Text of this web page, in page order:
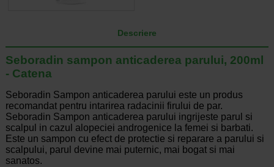
Descriere
Seboradin sampon anticaderea parului, 200ml
- Catena
Seboradin Sampon anticaderea parului este un produs
recomandat pentru intarirea radacinii firului de par.
Seboradin Sampon anticaderea parului ingrijeste parul si
scalpul in cazul alopeciei androgenice la femei si barbati.
Este un sampon cu efect de protectie si reparare a parului si
scalpului, parul devine mai puternic, mai bogat si mai
sanatos.